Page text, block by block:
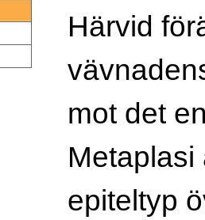
Härvid
mot det
Metaplasi
epiteltyp